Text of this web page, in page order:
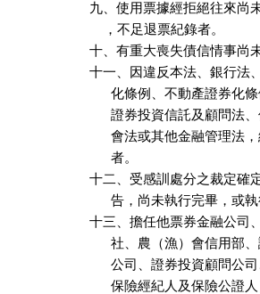
九、使用票據經拒絕往來尚
    ，不足退票紀錄者。
十、有重大喪失債信情事尚
十一、因違反本法、銀行法
化條例、不動產證券化
證券投資信託及顧問
會法或其他金融管理
      者。
十二、受感訓處分之裁定確
告，尚未執行完畢，或
十三、擔任他票券金融公司
社、農（漁）會信用
公司、證券投資顧問公
保險經紀人及保險公證